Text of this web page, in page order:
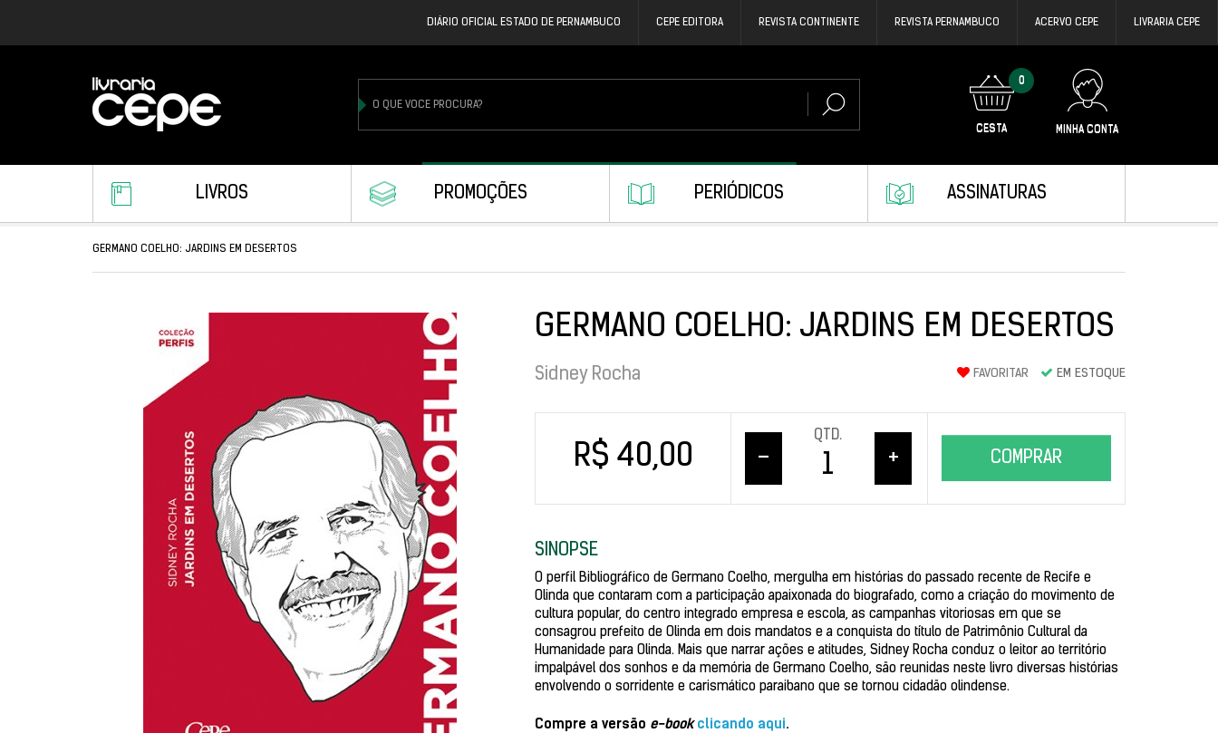
DIÁRIO OFICIAL ESTADO DE PERNAMBUCO CEPE EDITORA REVISTA CONTINENTE REVISTA PERNAMBUCO ACERVO CEPE LIVRARIA CEPE
0
CESTA MINHA CONTA
LIVROS PROMOÇÕES PERIÓDICOS ASSINATURAS
GERMANO COELHO: JARDINS EM DESERTOS
GERMANO COELHO: JARDINS EM DESERTOS
Sidney Rocha FAVORITAR EM ESTOQUE
R$ 40,00 –
QTD.
+ COMPRAR
SINOPSE
O perfil Bibliográfico de Germano Coelho, mergulha em histórias do passado recente de Recife e
Olinda que contaram com a participação apaixonada do biografado, como a criação do movimento de
cultura popular, do centro integrado empresa e escola, as campanhas vitoriosas em que se
consagrou prefeito de Olinda em dois mandatos e a conquista do título de Patrimônio Cultural da
Humanidade para Olinda. Mais que narrar ações e atitudes, Sidney Rocha conduz o leitor ao território
impalpável dos sonhos e da memória de Germano Coelho, são reunidas neste livro diversas histórias
envolvendo o sorridente e carismático paraibano que se tornou cidadão olindense.
Compre a versão e-book clicando aqui.